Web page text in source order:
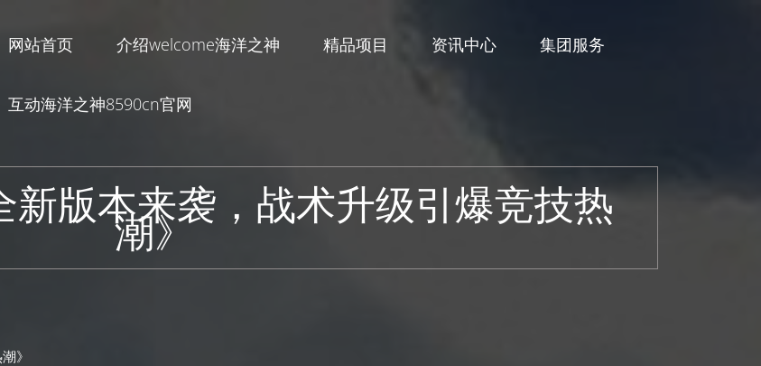
网站首页 介绍welcome海洋之神 精品项目 资讯中心 集团服务
互动海洋之神8590cn官网
新版本来袭，战术升级引爆竞技热
潮》
》